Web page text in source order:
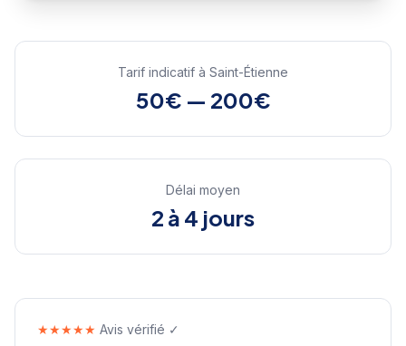
Tarif indicatif à Saint-Étienne
50€ — 200€
Délai moyen
2 à 4 jours
★★★★★ Avis vérifié ✓